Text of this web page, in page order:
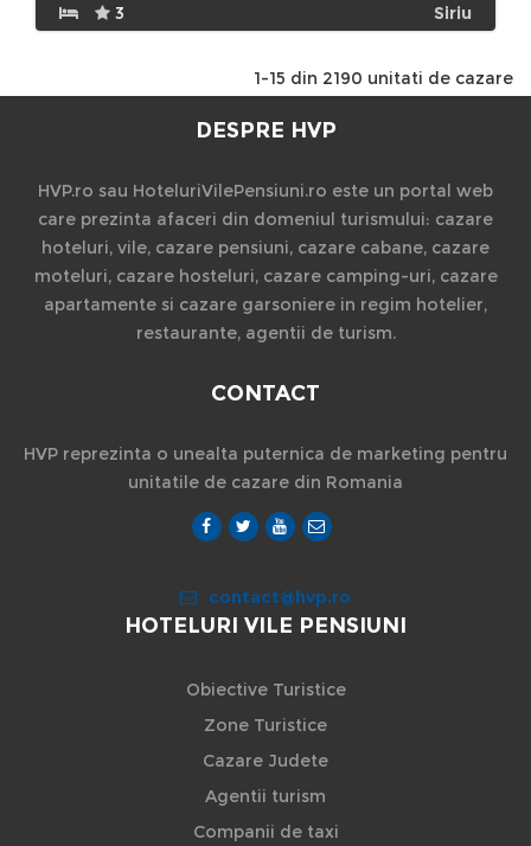
3 Siriu
1-15 din 2190 unitati de cazare
DESPRE HVP
HVP.ro sau HoteluriVilePensiuni.ro este un portal web
care prezinta afaceri din domeniul turismului: cazare
hoteluri, vile, cazare pensiuni, cazare cabane, cazare
moteluri, cazare hosteluri, cazare camping-uri, cazare
apartamente si cazare garsoniere in regim hotelier,
restaurante, agentii de turism.
CONTACT
HVP reprezinta o unealta puternica de marketing pentru
unitatile de cazare din Romania
contact@hvp.ro
HOTELURI VILE PENSIUNI
Obiective Turistice
Zone Turistice
Cazare Judete
Agentii turism
Companii de taxi